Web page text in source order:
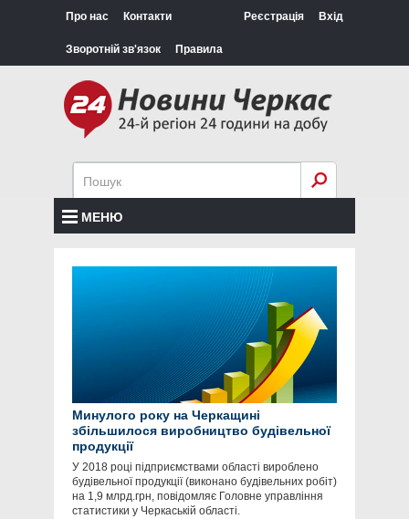
Про нас Контакти
Зворотній зв'язок Правила
Реєстрація Вхід
МЕНЮ
Минулого року на Черкащині
збільшилося виробництво будівельної
продукції
У 2018 році підприємствами області вироблено
будівельної продукції (виконано будівельних робіт)
на 1,9 млрд.грн, повідомляє Головне управління
статистики у Черкаській області.